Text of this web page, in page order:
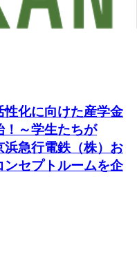
化に向けた産学金
！～学生たちが
浜急行電鉄（株）お
ンセプトルームを企